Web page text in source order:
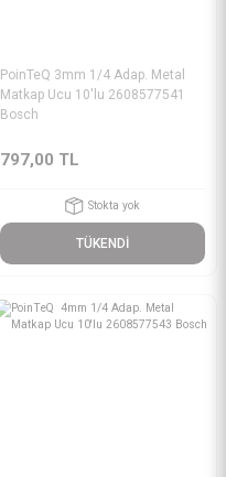
PoinTeQ 3mm 1/4 Adap. Metal
Matkap Ucu 10'lu 2608577541
Bosch
797,00 TL
Stokta yok
TÜKENDİ